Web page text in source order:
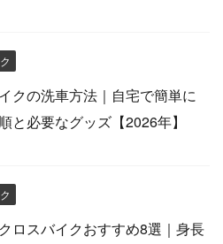
クの洗車方法｜自宅で簡単に
と必要なグッズ【2026年】
ロスバイクおすすめ8選｜身長